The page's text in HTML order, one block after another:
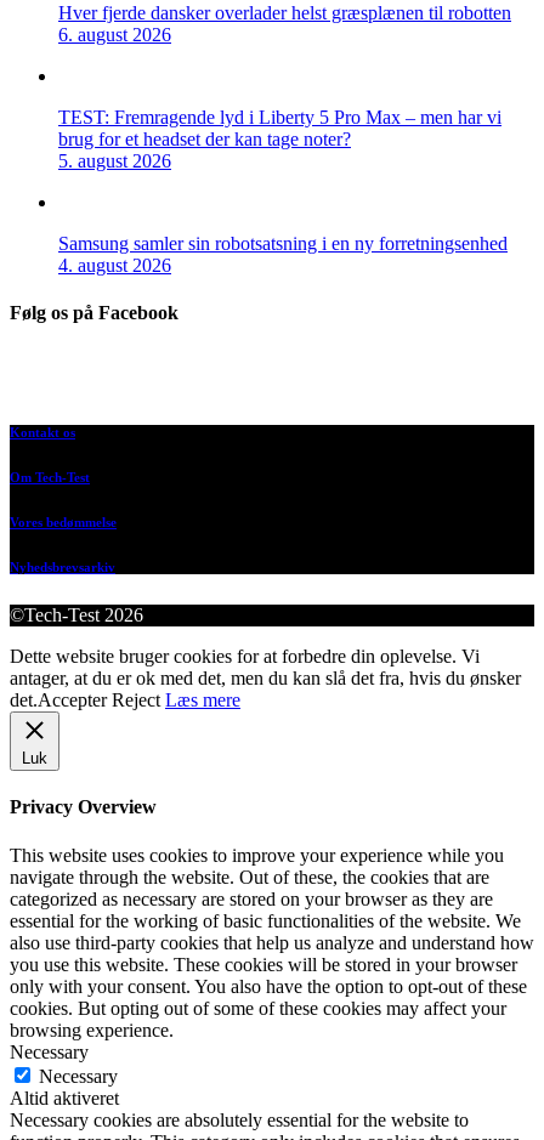
Hver fjerde dansker overlader helst græsplænen til robotten
6. august 2026
TEST: Fremragende lyd i Liberty 5 Pro Max – men har vi
brug for et headset der kan tage noter?
5. august 2026
Samsung samler sin robotsatsning i en ny forretningsenhed
4. august 2026
Følg os på Facebook
Kontakt os
Om Tech-Test
Vores bedømmelse
Nyhedsbrevsarkiv
©Tech-Test 2026
Dette website bruger cookies for at forbedre din oplevelse. Vi
antager, at du er ok med det, men du kan slå det fra, hvis du ønsker
det.Accepter Reject Læs mere
Luk
Privacy Overview
This website uses cookies to improve your experience while you
navigate through the website. Out of these, the cookies that are
categorized as necessary are stored on your browser as they are
essential for the working of basic functionalities of the website. We
also use third-party cookies that help us analyze and understand how
you use this website. These cookies will be stored in your browser
only with your consent. You also have the option to opt-out of these
cookies. But opting out of some of these cookies may affect your
browsing experience.
Necessary
Necessary
Altid aktiveret
Necessary cookies are absolutely essential for the website to